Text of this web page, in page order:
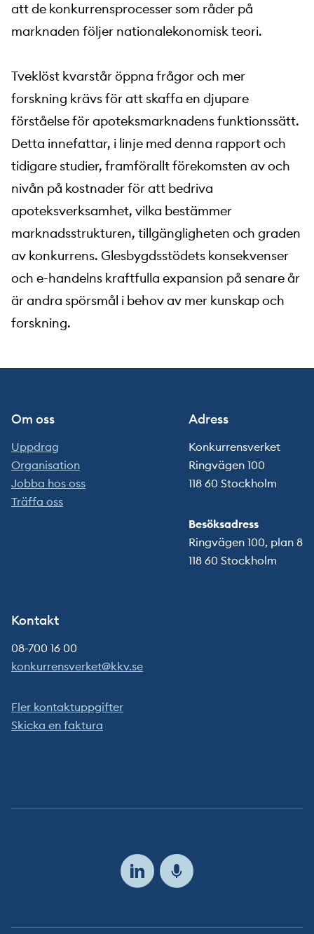
att de konkurrensprocesser som råder på
marknaden följer nationalekonomisk teori.
Tveklöst kvarstår öppna frågor och mer
forskning krävs för att skaffa en djupare
förståelse för apoteksmarknadens funktionssätt.
Detta innefattar, i linje med denna rapport och
tidigare studier, framförallt förekomsten av och
nivån på kostnader för att bedriva
apoteksverksamhet, vilka bestämmer
marknadsstrukturen, tillgängligheten och graden
av konkurrens. Glesbygdsstödets konsekvenser
och e-handelns kraftfulla expansion på senare år
är andra spörsmål i behov av mer kunskap och
forskning.
Om oss
Uppdrag
Organisation
Jobba hos oss
Träffa oss
Adress
Konkurrensverket
Ringvägen 100
118 60 Stockholm
Besöksadress
Ringvägen 100, plan 8
118 60 Stockholm
Kontakt
08-700 16 00
konkurrensverket@kkv.se
Fler kontaktuppgifter
Skicka en faktura
Följ
oss